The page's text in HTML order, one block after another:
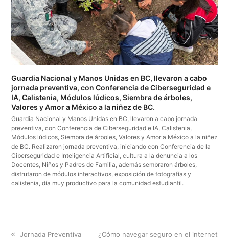
Guardia Nacional y Manos Unidas en BC, llevaron a cabo
jornada preventiva, con Conferencia de Ciberseguridad e
IA, Calistenia, Módulos lúdicos, Siembra de árboles,
Valores y Amor a México a la niñez de BC.
Guardia Nacional y Manos Unidas en BC, llevaron a cabo jornada
preventiva, con Conferencia de Ciberseguridad e IA, Calistenia,
Módulos lúdicos, Siembra de árboles, Valores y Amor a México a la niñez
de BC. Realizaron jornada preventiva, iniciando con Conferencia de la
Ciberseguridad e Inteligencia Artificial, cultura a la denuncia a los
Docentes, Niños y Padres de Familia, además sembraron árboles,
disfrutaron de módulos interactivos, exposición de fotografías y
calistenia, día muy productivo para la comunidad estudiantil.
previous
Jornada Preventiva
next
¿Cómo navegar seguro en el internet